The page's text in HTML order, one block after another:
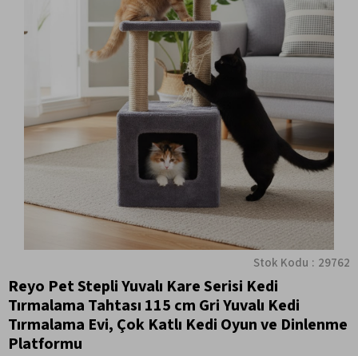
Stok Kodu 29762
Reyo Pet Stepli Yuvalı Kare Serisi Kedi
Tırmalama Tahtası 115 cm Gri Yuvalı Kedi
Tırmalama Evi, Çok Katlı Kedi Oyun ve Dinlenme
Platformu